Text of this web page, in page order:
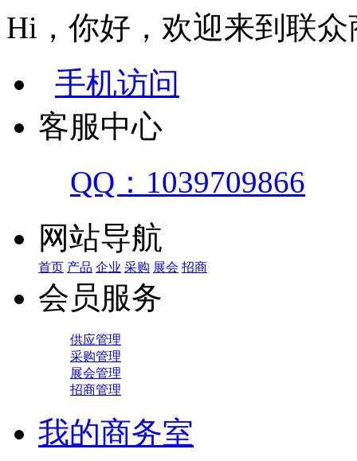
Hi，你好，欢迎来到联众
手机访问
客服中心
QQ：1039709866
网站导航
首页 产品 企业 采购 展会 招商
会员服务
供应管理
采购管理
展会管理
招商管理
我的商务室